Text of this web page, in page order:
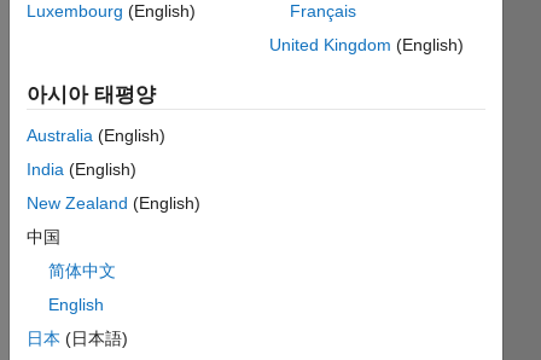
Solutions
141
Solvers
Last
Solution
submitted
2026
Luxembourg (English)
Français
United Kingdom (English)
아시아 태평양
Australia (English)
India (English)
New Zealand (English)
中国
简体中文
English
日本 (日本語)